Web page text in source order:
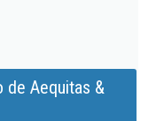
de Aequitas &